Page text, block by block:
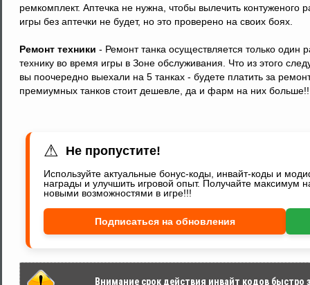
ремкомплект. Аптечка не нужна, чтобы вылечить
игры без аптечки не будет, но это проверено на своих боях.
Ремонт техники - Ремонт танка осуществляется только
технику во время игры в Зоне обслуживания. Что из этого
вы поочередно выехали на 5 танках - будете платить за
премиумных танков стоит дешевле, да и фарм на них
⚠ Не пропустите!
Используйте актуальные бонус-коды, инвайт-коды и
награды и улучшить игровой опыт. Получайте максимум
новыми возможностями в игре!!!
Подписаться на обновления
Внимание срок действия инвайт кодов быстро